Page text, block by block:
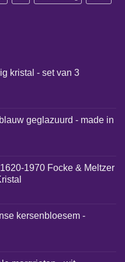
kristal - set van 3
geglazuurd - made in
1970 Focke & Meltzer
kersenbloesem -